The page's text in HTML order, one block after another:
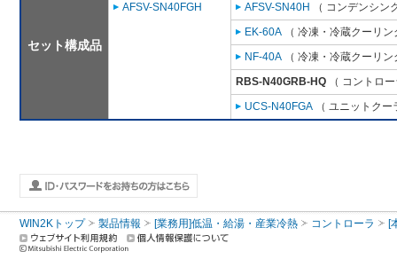
セット構成品
AFSV-SN40FGH
AFSV-SN40H
（ コンデンシン
EK-60A （ 冷凍・冷蔵クーリ
NF-40A （ 冷凍・冷蔵クーリ
RBS-N40GRB-HQ （ コントロ
UCS-N40FGA （ ユニットク
WIN2Kトップ 製品情報 [業務用]低温・給湯・産業冷熱 コントローラ [